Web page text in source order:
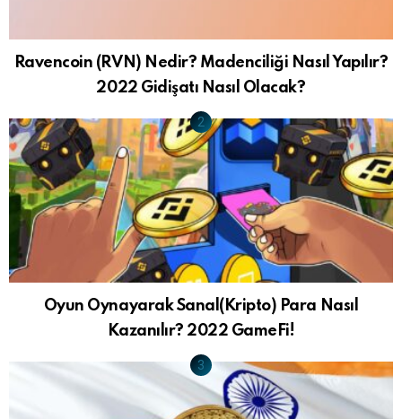
Ravencoin (RVN) Nedir? Madenciliği Nasıl Yapılır?
2022 Gidişatı Nasıl Olacak?
Oyun Oynayarak Sanal(Kripto) Para Nasıl
Kazanılır? 2022 GameFi!